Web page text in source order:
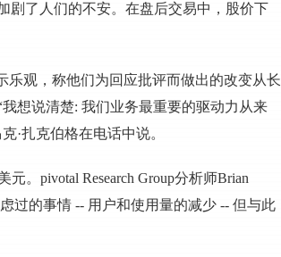
剧了人们的不安。在盘后交易中，股价下
乐观，称他们为回应批评而做出的改变从长
想说清楚: 我们业务最重要的驱动力从来
·扎克伯格在电话中说。
。pivotal Research Group分析师Brian
过的事情 -- 用户和使用量的减少 -- 但与此